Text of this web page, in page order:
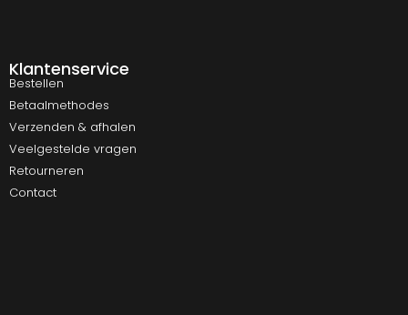
Klantenservice
Bestellen
Betaalmethodes
Verzenden & afhalen
Veelgestelde vragen
Retourneren
Contact